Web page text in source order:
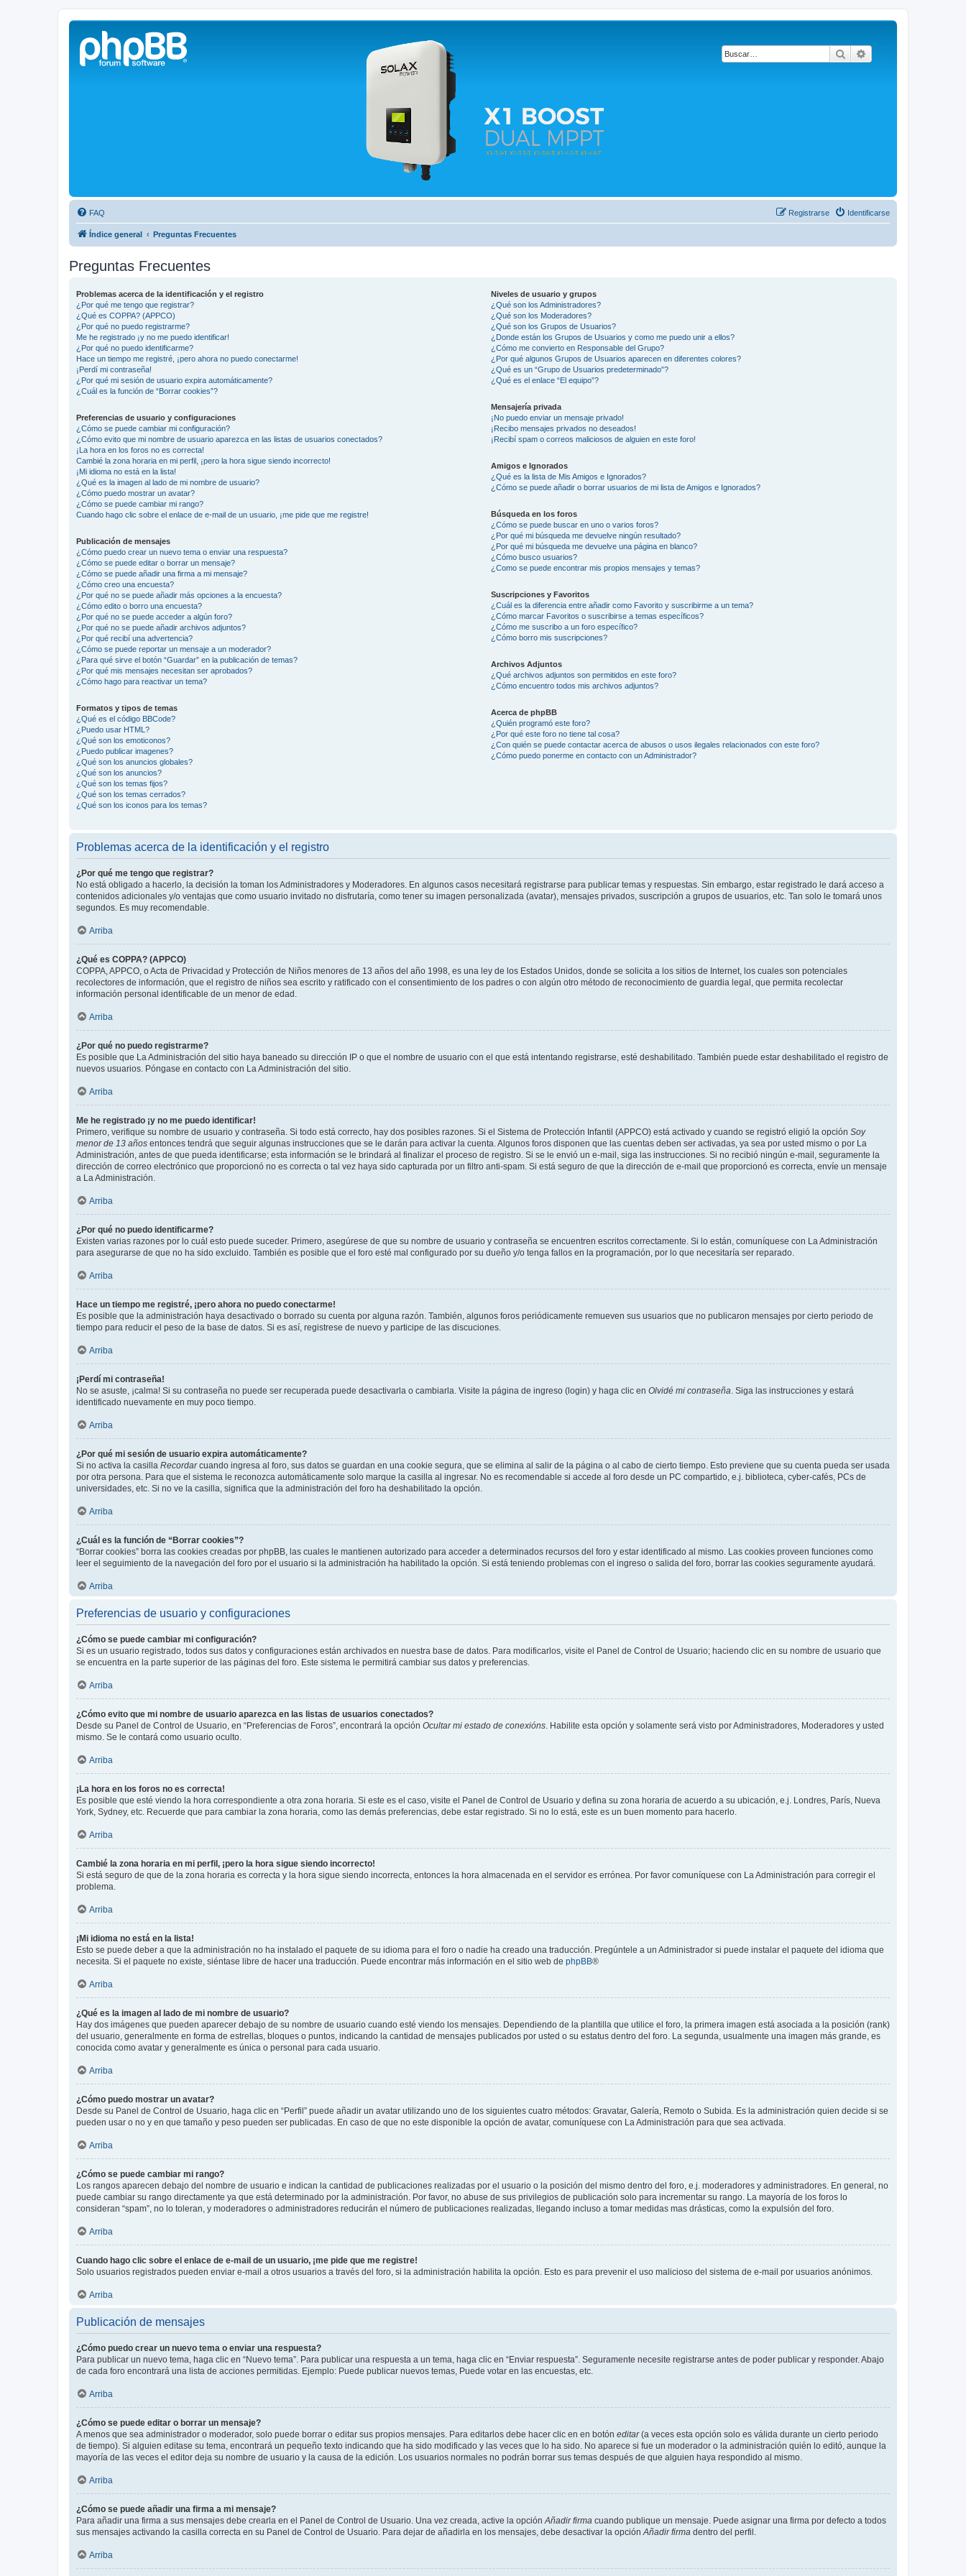
Buscar
Solax FAQ
Lugar para intercambiar dudas sobre inversores solares Solax y temas relacionados.
FAQ Identificarse
Registrarse
Índice general Preguntas Frecuentes
Preguntas Frecuentes
Problemas acerca de la identificación y el registro
¿Por qué me tengo que registrar?
¿Qué es COPPA? (APPCO)
¿Por qué no puedo registrarme?
Me he registrado ¡y no me puedo identificar!
¿Por qué no puedo identificarme?
Hace un tiempo me registré, ¡pero ahora no puedo conectarme!
¡Perdí mi contraseña!
¿Por qué mi sesión de usuario expira automáticamente?
¿Cuál es la función de “Borrar cookies”?
Preferencias de usuario y configuraciones
¿Cómo se puede cambiar mi configuración?
¿Cómo evito que mi nombre de usuario aparezca en las listas de usuarios conectados?
¡La hora en los foros no es correcta!
Cambié la zona horaria en mi perfil, ¡pero la hora sigue siendo incorrecto!
¡Mi idioma no está en la lista!
¿Qué es la imagen al lado de mi nombre de usuario?
¿Cómo puedo mostrar un avatar?
¿Cómo se puede cambiar mi rango?
Cuando hago clic sobre el enlace de e-mail de un usuario, ¡me pide que me registre!
Publicación de mensajes
¿Cómo puedo crear un nuevo tema o enviar una respuesta?
¿Cómo se puede editar o borrar un mensaje?
¿Cómo se puede añadir una firma a mi mensaje?
¿Cómo creo una encuesta?
¿Por qué no se puede añadir más opciones a la encuesta?
¿Cómo edito o borro una encuesta?
¿Por qué no se puede acceder a algún foro?
¿Por qué no se puede añadir archivos adjuntos?
¿Por qué recibí una advertencia?
¿Cómo se puede reportar un mensaje a un moderador?
¿Para qué sirve el botón “Guardar” en la publicación de temas?
¿Por qué mis mensajes necesitan ser aprobados?
¿Cómo hago para reactivar un tema?
Formatos y tipos de temas
¿Qué es el código BBCode?
¿Puedo usar HTML?
¿Qué son los emoticonos?
¿Puedo publicar imagenes?
¿Qué son los anuncios globales?
¿Qué son los anuncios?
¿Qué son los temas fijos?
¿Qué son los temas cerrados?
¿Qué son los iconos para los temas?
Niveles de usuario y grupos
¿Qué son los Administradores?
¿Qué son los Moderadores?
¿Qué son los Grupos de Usuarios?
¿Donde están los Grupos de Usuarios y como me puedo unir a ellos?
¿Cómo me convierto en Responsable del Grupo?
¿Por qué algunos Grupos de Usuarios aparecen en diferentes colores?
¿Qué es un “Grupo de Usuarios predeterminado”?
¿Qué es el enlace “El equipo”?
Mensajería privada
¡No puedo enviar un mensaje privado!
¡Recibo mensajes privados no deseados!
¡Recibí spam o correos maliciosos de alguien en este foro!
Amigos e Ignorados
¿Qué es la lista de Mis Amigos e Ignorados?
¿Cómo se puede añadir o borrar usuarios de mi lista de Amigos e Ignorados?
Búsqueda en los foros
¿Cómo se puede buscar en uno o varios foros?
¿Por qué mi búsqueda me devuelve ningún resultado?
¿Por qué mi búsqueda me devuelve una página en blanco?
¿Cómo busco usuarios?
¿Como se puede encontrar mis propios mensajes y temas?
Suscripciones y Favoritos
¿Cuál es la diferencia entre añadir como Favorito y suscribirme a un tema?
¿Cómo marcar Favoritos o suscribirse a temas específicos?
¿Cómo me suscribo a un foro específico?
¿Cómo borro mis suscripciones?
Archivos Adjuntos
¿Qué archivos adjuntos son permitidos en este foro?
¿Cómo encuentro todos mis archivos adjuntos?
Acerca de phpBB
¿Quién programó este foro?
¿Por qué este foro no tiene tal cosa?
¿Con quién se puede contactar acerca de abusos o usos ilegales relacionados con este foro?
¿Cómo puedo ponerme en contacto con un Administrador?
Problemas acerca de la identificación y el registro
¿Por qué me tengo que registrar?
No está obligado a hacerlo, la decisión la toman los Administradores y Moderadores. En algunos casos necesitará registrarse para publicar temas y respuestas. Sin embargo, estar registrado le dará acceso a
contenidos adicionales y/o ventajas que como usuario invitado no disfrutaría, como tener su imagen personalizada (avatar), mensajes privados, suscripción a grupos de usuarios, etc. Tan solo le tomará unos
segundos. Es muy recomendable.
Arriba
¿Qué es COPPA? (APPCO)
COPPA, APPCO, o Acta de Privacidad y Protección de Niños menores de 13 años del año 1998, es una ley de los Estados Unidos, donde se solicita a los sitios de Internet, los cuales son potenciales
recolectores de información, que el registro de niños sea escrito y ratificado con el consentimiento de los padres o con algún otro método de reconocimiento de guardia legal, que permita recolectar
información personal identificable de un menor de edad.
Arriba
¿Por qué no puedo registrarme?
Es posible que La Administración del sitio haya baneado su dirección IP o que el nombre de usuario con el que está intentando registrarse, esté deshabilitado. También puede estar deshabilitado el registro de
nuevos usuarios. Póngase en contacto con La Administración del sitio.
Arriba
Me he registrado ¡y no me puedo identificar!
Primero, verifique su nombre de usuario y contraseña. Si todo está correcto, hay dos posibles razones. Si el Sistema de Protección Infantil (APPCO) está activado y cuando se registró eligió la opción Soy
menor de 13 años entonces tendrá que seguir algunas instrucciones que se le darán para activar la cuenta. Algunos foros disponen que las cuentas deben ser activadas, ya sea por usted mismo o por La
Administración, antes de que pueda identificarse; esta información se le brindará al finalizar el proceso de registro. Si se le envió un e-mail, siga las instrucciones. Si no recibió ningún e-mail, seguramente la
dirección de correo electrónico que proporcionó no es correcta o tal vez haya sido capturada por un filtro anti-spam. Si está seguro de que la dirección de e-mail que proporcionó es correcta, envíe un mensaje
a La Administración.
Arriba
¿Por qué no puedo identificarme?
Existen varias razones por lo cuál esto puede suceder. Primero, asegúrese de que su nombre de usuario y contraseña se encuentren escritos correctamente. Si lo están, comuníquese con La Administración
para asegurarse de que no ha sido excluido. También es posible que el foro esté mal configurado por su dueño y/o tenga fallos en la programación, por lo que necesitaría ser reparado.
Arriba
Hace un tiempo me registré, ¡pero ahora no puedo conectarme!
Es posible que la administración haya desactivado o borrado su cuenta por alguna razón. También, algunos foros periódicamente remueven sus usuarios que no publicaron mensajes por cierto periodo de
tiempo para reducir el peso de la base de datos. Si es así, registrese de nuevo y participe de las discuciones.
Arriba
¡Perdí mi contraseña!
No se asuste, ¡calma! Si su contraseña no puede ser recuperada puede desactivarla o cambiarla. Visite la página de ingreso (login) y haga clic en Olvidé mi contraseña. Siga las instrucciones y estará
identificado nuevamente en muy poco tiempo.
Arriba
¿Por qué mi sesión de usuario expira automáticamente?
Si no activa la casilla Recordarcuando ingresa al foro, sus datos se guardan en una cookie segura, que se elimina al salir de la página o al cabo de cierto tiempo. Esto previene que su cuenta pueda ser usada
por otra persona. Para que el sistema le reconozca automáticamente solo marque la casilla al ingresar. No es recomendable si accede al foro desde un PC compartido, e.j. biblioteca, cyber-cafés, PCs de
universidades, etc. Si no ve la casilla, significa que la administración del foro ha deshabilitado la opción.
Arriba
¿Cuál es la función de “Borrar cookies”?
“Borrar cookies” borra las cookies creadas por phpBB, las cuales le mantienen autorizado para acceder a determinados recursos del foro y estar identificado al mismo. Las cookies proveen funciones como
leer el seguimiento de la navegación del foro por el usuario si la administración ha habilitado la opción. Si está teniendo problemas con el ingreso o salida del foro, borrar las cookies seguramente ayudará.
Arriba
Preferencias de usuario y configuraciones
¿Cómo se puede cambiar mi configuración?
Si es un usuario registrado, todos sus datos y configuraciones están archivados en nuestra base de datos. Para modificarlos, visite el Panel de Control de Usuario; haciendo clic en su nombre de usuario que
se encuentra en la parte superior de las páginas del foro. Este sistema le permitirá cambiar sus datos y preferencias.
Arriba
¿Cómo evito que mi nombre de usuario aparezca en las listas de usuarios conectados?
Desde su Panel de Control de Usuario, en “Preferencias de Foros”, encontrará la opción Ocultar mi estado de conexións. Habilite esta opción y solamente será visto por Administradores, Moderadores y usted
mismo. Se le contará como usuario oculto.
Arriba
¡La hora en los foros no es correcta!
Es posible que esté viendo la hora correspondiente a otra zona horaria. Si este es el caso, visite el Panel de Control de Usuario y defina su zona horaria de acuerdo a su ubicación, e.j. Londres, París, Nueva
York, Sydney, etc. Recuerde que para cambiar la zona horaria, como las demás preferencias, debe estar registrado. Si no lo está, este es un buen momento para hacerlo.
Arriba
Cambié la zona horaria en mi perfil, ¡pero la hora sigue siendo incorrecto!
Si está seguro de que de la zona horaria es correcta y la hora sigue siendo incorrecta, entonces la hora almacenada en el servidor es errónea. Por favor comuníquese con La Administración para corregir el
problema.
Arriba
¡Mi idioma no está en la lista!
Esto se puede deber a que la administración no ha instalado el paquete de su idioma para el foro o nadie ha creado una traducción. Pregúntele a un Administrador si puede instalar el paquete del idioma que
necesita. Si el paquete no existe, siéntase libre de hacer una traducción. Puede encontrar más información en el sitio web de phpBB®
Arriba
¿Qué es la imagen al lado de mi nombre de usuario?
Hay dos imágenes que pueden aparecer debajo de su nombre de usuario cuando esté viendo los mensajes. Dependiendo de la plantilla que utilice el foro, la primera imagen está asociada a la posición (rank)
del usuario, generalmente en forma de estrellas, bloques o puntos, indicando la cantidad de mensajes publicados por usted o su estatus dentro del foro. La segunda, usualmente una imagen más grande, es
conocida como avatar y generalmente es única o personal para cada usuario.
Arriba
¿Cómo puedo mostrar un avatar?
Desde su Panel de Control de Usuario, haga clic en “Perfil” puede añadir un avatar utilizando uno de los siguientes cuatro métodos: Gravatar, Galería, Remoto o Subida. Es la administración quien decide si se
pueden usar o no y en que tamaño y peso pueden ser publicadas. En caso de que no este disponible la opción de avatar, comuníquese con La Administración para que sea activada.
Arriba
¿Cómo se puede cambiar mi rango?
Los rangos aparecen debajo del nombre de usuario e indican la cantidad de publicaciones realizadas por el usuario o la posición del mismo dentro del foro, e.j. moderadores y administradores. En general, no
puede cambiar su rango directamente ya que está determinado por la administración. Por favor, no abuse de sus privilegios de publicación solo para incrementar su rango. La mayoría de los foros lo
consideran “spam”, no lo toleran, y moderadores o administradores reducirán el número de publicaciones realizadas, llegando incluso a tomar medidas mas drásticas, como la expulsión del foro.
Arriba
Cuando hago clic sobre el enlace de e-mail de un usuario, ¡me pide que me registre!
Solo usuarios registrados pueden enviar e-mail a otros usuarios a través del foro, si la administración habilita la opción. Esto es para prevenir el uso malicioso del sistema de e-mail por usuarios anónimos.
Arriba
Publicación de mensajes
¿Cómo puedo crear un nuevo tema o enviar una respuesta?
Para publicar un nuevo tema, haga clic en “Nuevo tema”. Para publicar una respuesta a un tema, haga clic en “Enviar respuesta”. Seguramente necesite registrarse antes de poder publicar y responder. Abajo
de cada foro encontrará una lista de acciones permitidas. Ejemplo: Puede publicar nuevos temas, Puede votar en las encuestas, etc.
Arriba
¿Cómo se puede editar o borrar un mensaje?
A menos que sea administrador o moderador, solo puede borrar o editar sus propios mensajes. Para editarlos debe hacer clic en en botón editar(a veces esta opción solo es válida durante un cierto periodo
de tiempo). Si alguien editase su tema, encontrará un pequeño texto indicando que ha sido modificado y las veces que lo ha sido. No aparece si fue un moderador o la administración quién lo editó, aunque la
mayoría de las veces el editor deja su nombre de usuario y la causa de la edición. Los usuarios normales no podrán borrar sus temas después de que alguien haya respondido al mismo.
Arriba
¿Cómo se puede añadir una firma a mi mensaje?
Para añadir una firma a sus mensajes debe crearla en el Panel de Control de Usuario. Una vez creada, active la opciónAñadir firma cuando publique un mensaje. Puede asignar una firma por defecto a todos
sus mensajes activando la casilla correcta en su Panel de Control de Usuario. Para dejar de añadirla en los mensajes, debe desactivar la opciónAñadir firma dentro del perfil.
Arriba